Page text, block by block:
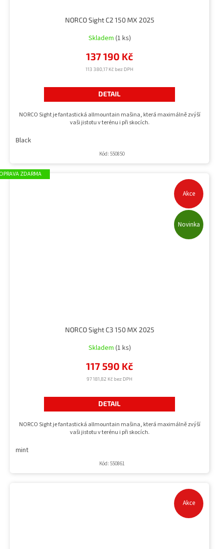
NORCO Sight C2 150 MX 2025
Skladem (1 ks)
113 380,17 Kč bez DPH
137 190 Kč
DETAIL
NORCO Sight je fantastická allmountain mašina, která maximálně zvýší
vaši jistotu v terénu i při skocích.
Black
Kód: 550850
Akce
Novinka
ZDARMA
NORCO Sight C3 150 MX 2025
Skladem (1 ks)
97 181,82 Kč bez DPH
117 590 Kč
DETAIL
NORCO Sight je fantastická allmountain mašina, která maximálně zvýší
vaši jistotu v terénu i při skocích.
mint
Kód: 550861
Akce